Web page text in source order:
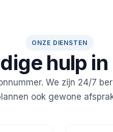
ONZE DIENSTEN
hulp in
We zijn 24/7
ook gewone